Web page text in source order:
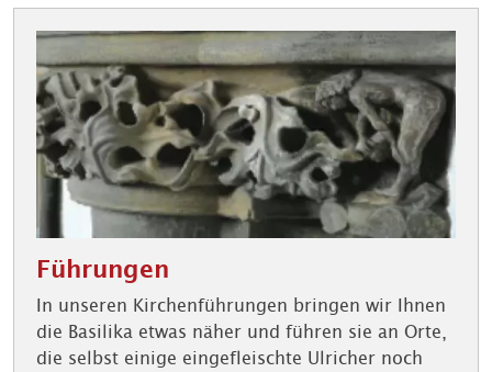
Führungen
In unseren Kirchenführungen bringen wir Ihnen
die Basilika etwas näher und führen sie an Orte,
die selbst einige eingefleischte Ulricher noch